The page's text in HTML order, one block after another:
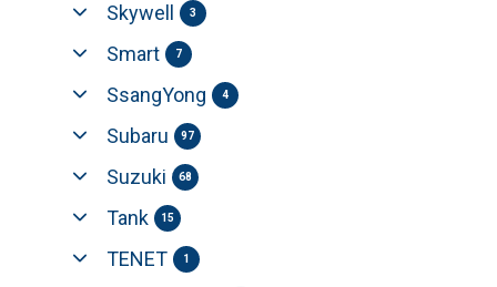
Skywell 3
Smart 7
SsangYong 4
Subaru 97
Suzuki 68
Tank 15
TENET 1